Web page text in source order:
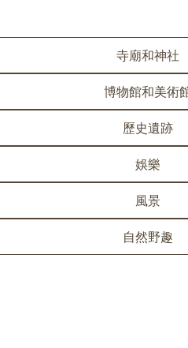
寺廟和神社
博物館和美術
歷史遺跡
娛樂
風景
自然野趣